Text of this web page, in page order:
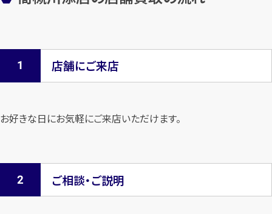
店舗にご来店
お好きな日にお気軽にご来店いただけます。
ご相談・ご説明